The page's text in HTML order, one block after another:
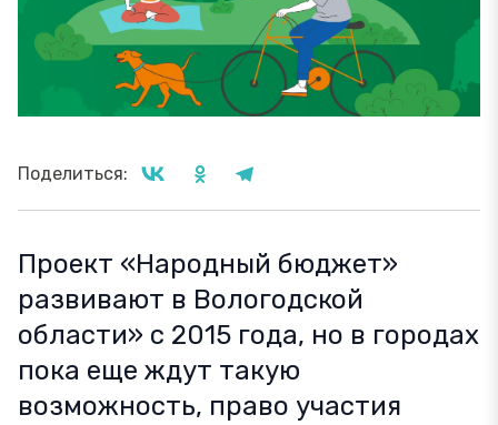
Поделиться:
Проект «Народный бюджет»
развивают в Вологодской
области» с 2015 года, но в городах
пока еще ждут такую
возможность, право участия